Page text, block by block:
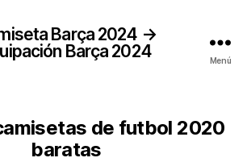
Barça 2024 →
Barça 2024
Menú
de futbol 2020
baratas